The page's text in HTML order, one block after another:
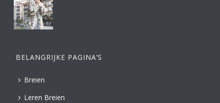
BELANGRIJKE PAGINA’S
Breien
Leren Breien